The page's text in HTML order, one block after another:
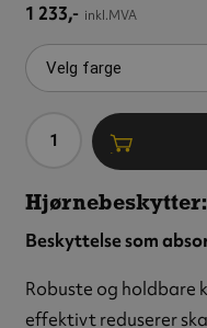
1 233,- inkl.MVA
Antall
Hjørnebeskytter:
Beskyttelse som
Robuste og holdbare
effektivt reduserer